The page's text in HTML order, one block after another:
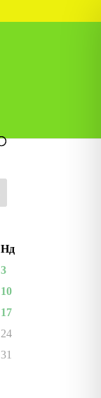
Нд
3
10
17
24
31